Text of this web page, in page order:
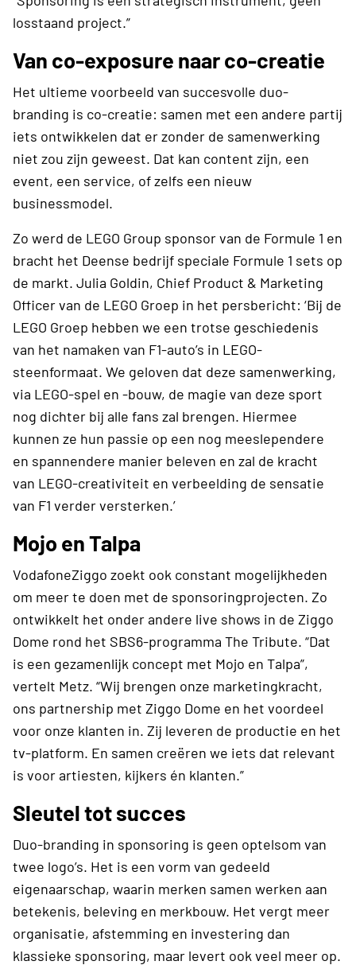
losstaand project.”
Van co-exposure naar co-creatie
Het ultieme voorbeeld van succesvolle duo-
branding is co-creatie: samen met een andere partij
iets ontwikkelen dat er zonder de samenwerking
niet zou zijn geweest. Dat kan content zijn, een
event, een service, of zelfs een nieuw
businessmodel.
Zo werd de LEGO Group sponsor van de Formule 1 en
bracht het Deense bedrijf speciale Formule 1 sets op
de markt. Julia Goldin, Chief Product & Marketing
Officer van de LEGO Groep in het persbericht: ‘Bij de
LEGO Groep hebben we een trotse geschiedenis
van het namaken van F1-auto’s in LEGO-
steenformaat. We geloven dat deze samenwerking,
via LEGO-spel en -bouw, de magie van deze sport
nog dichter bij alle fans zal brengen. Hiermee
kunnen ze hun passie op een nog meeslependere
en spannendere manier beleven en zal de kracht
van LEGO-creativiteit en verbeelding de sensatie
van F1 verder versterken.’
Mojo en Talpa
VodafoneZiggo zoekt ook constant mogelijkheden
om meer te doen met de sponsoringprojecten. Zo
ontwikkelt het onder andere live shows in de Ziggo
Dome rond het SBS6-programma The Tribute. “Dat
is een gezamenlijk concept met Mojo en Talpa”,
vertelt Metz. “Wij brengen onze marketingkracht,
ons partnership met Ziggo Dome en het voordeel
voor onze klanten in. Zij leveren de productie en het
tv-platform. En samen creëren we iets dat relevant
is voor artiesten, kijkers én klanten.”
Sleutel tot succes
Duo-branding in sponsoring is geen optelsom van
twee logo’s. Het is een vorm van gedeeld
eigenaarschap, waarin merken samen werken aan
betekenis, beleving en merkbouw. Het vergt meer
organisatie, afstemming en investering dan
klassieke sponsoring, maar levert ook veel meer op.